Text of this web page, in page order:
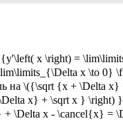
{y'\left( x \right) =
x \to 0}
на \({\sqrt {x + \Delta x}
x} + \sqrt x }
x - \cancel{x} =